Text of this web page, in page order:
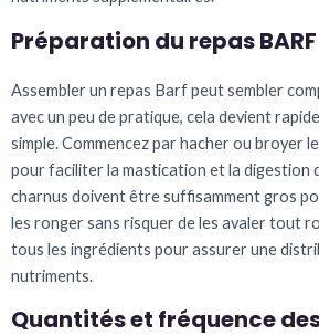
Préparation du repas BARF
Assembler un repas Barf peut sembler
avec un peu de pratique, cela devient
simple. Commencez par hacher ou broyer
pour faciliter la mastication et la digestion
charnus doivent être suffisamment gros
les ronger sans risquer de les avaler tout
tous les ingrédients pour assurer une
nutriments.
Quantités et fréquence